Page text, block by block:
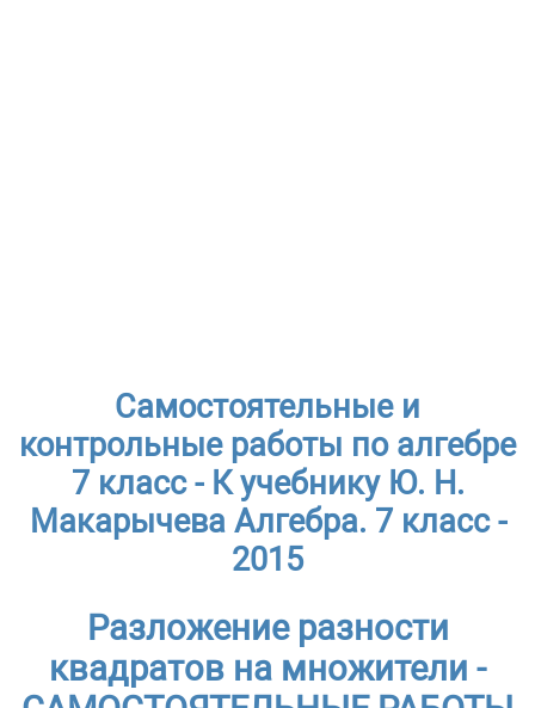
Самостоятельные и
контрольные работы по алгебре
7 класс - К учебнику Ю. Н.
Макарычева Алгебра. 7 класс -
2015
Разложение разности
квадратов на множители -